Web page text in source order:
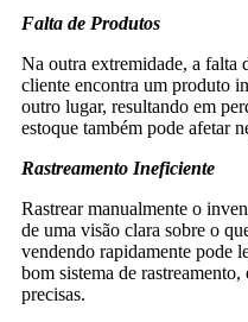
Falta de Produtos
Na outra extremidade, a falta
cliente encontra um produto
outro lugar, resultando em
estoque também pode afetar
Rastreamento Ineficiente
Rastrear manualmente o
de uma visão clara sobre o
vendendo rapidamente pode
bom sistema de
precisas.